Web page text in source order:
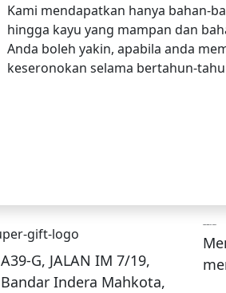
Kami mendapatkan hanya bahan-
hingga kayu yang mampan dan
Anda boleh yakin, apabila anda
keseronokan selama bertahun-
A39-G, JALAN IM 7/19,
Bandar Indera Mahkota,